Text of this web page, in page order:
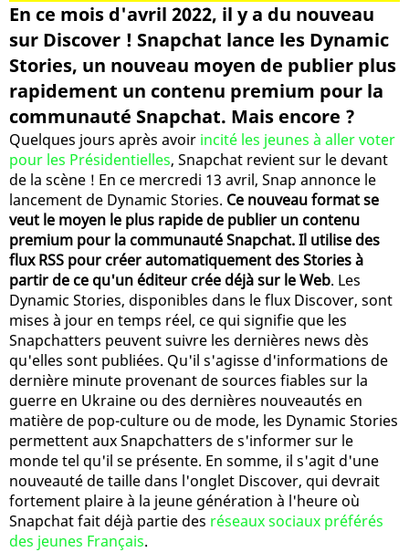
En ce mois d'avril 2022, il y a du nouveau
sur Discover ! Snapchat lance les Dynamic
Stories, un nouveau moyen de publier plus
rapidement un contenu premium pour la
communauté Snapchat. Mais encore ?
Quelques jours après avoir incité les jeunes à aller voter
pour les Présidentielles, Snapchat revient sur le devant
de la scène ! En ce mercredi 13 avril, Snap annonce le
lancement de Dynamic Stories. Ce nouveau format se
veut le moyen le plus rapide de publier un contenu
premium pour la communauté Snapchat. Il utilise des
flux RSS pour créer automatiquement des Stories à
partir de ce qu'un éditeur crée déjà sur le Web. Les
Dynamic Stories, disponibles dans le flux Discover, sont
mises à jour en temps réel, ce qui signifie que les
Snapchatters peuvent suivre les dernières news dès
qu'elles sont publiées. Qu'il s'agisse d'informations de
dernière minute provenant de sources fiables sur la
guerre en Ukraine ou des dernières nouveautés en
matière de pop-culture ou de mode, les Dynamic Stories
permettent aux Snapchatters de s'informer sur le
monde tel qu'il se présente. En somme, il s'agit d'une
nouveauté de taille dans l'onglet Discover, qui devrait
fortement plaire à la jeune génération à l'heure où
Snapchat fait déjà partie des réseaux sociaux préférés
des jeunes Français.